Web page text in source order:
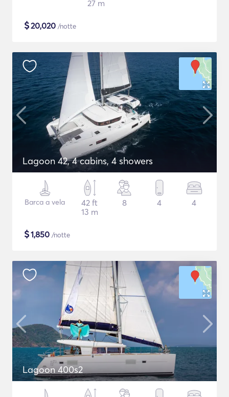
27 m
$20,020 /notte
Lagoon 42, 4 cabins, 4 showers
Barca a vela
42 ft
13 m
8 4 4
$1,850 /notte
Lagoon 400s2